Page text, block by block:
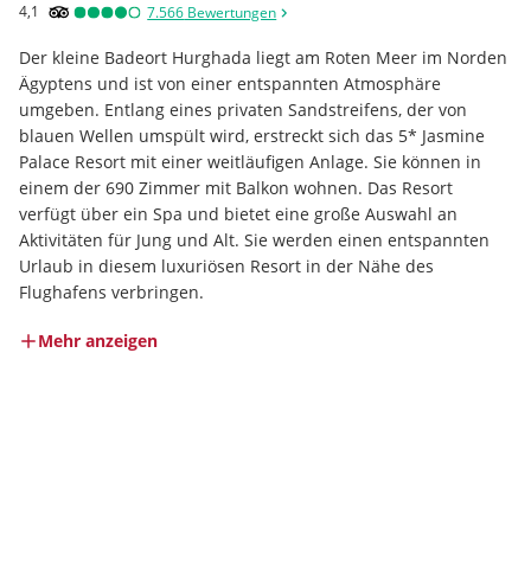
4,1 7.566 Bewertungen
Der kleine Badeort Hurghada liegt am Roten Meer im Norden
Ägyptens und ist von einer entspannten Atmosphäre
umgeben. Entlang eines privaten Sandstreifens, der von
blauen Wellen umspült wird, erstreckt sich das 5* Jasmine
Palace Resort mit einer weitläufigen Anlage. Sie können in
einem der 690 Zimmer mit Balkon wohnen. Das Resort
verfügt über ein Spa und bietet eine große Auswahl an
Aktivitäten für Jung und Alt. Sie werden einen entspannten
Urlaub in diesem luxuriösen Resort in der Nähe des
Flughafens verbringen.
Mehr anzeigen